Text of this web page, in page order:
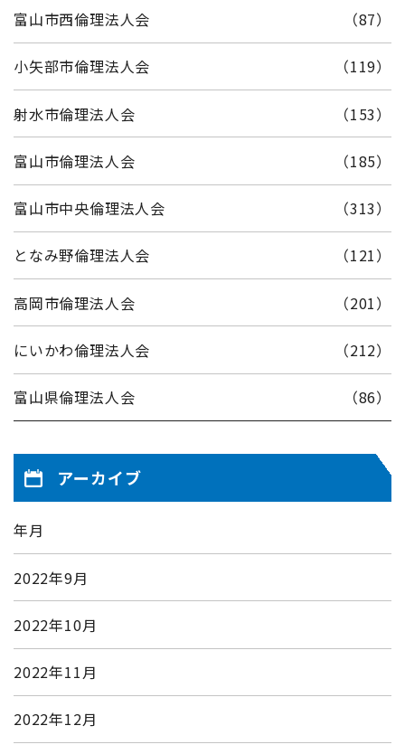
富山市西倫理法人会 （87）
小矢部市倫理法人会 （119）
射水市倫理法人会 （153）
富山市倫理法人会 （185）
富山市中央倫理法人会 （313）
となみ野倫理法人会 （121）
高岡市倫理法人会 （201）
にいかわ倫理法人会 （212）
富山県倫理法人会 （86）
アーカイブ
年月
2022年9月
2022年10月
2022年11月
2022年12月